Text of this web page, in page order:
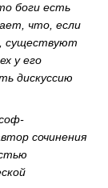
боги есть
что, если
существуют
у его
дискуссию
сочинения